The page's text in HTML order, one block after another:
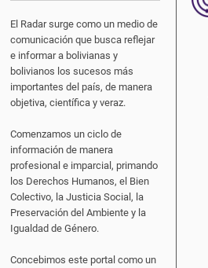
El Radar surge como un medio de
comunicación que busca reflejar
e informar a bolivianas y
bolivianos los sucesos más
importantes del país, de manera
objetiva, científica y veraz.
Comenzamos un ciclo de
información de manera
profesional e imparcial, primando
los Derechos Humanos, el Bien
Colectivo, la Justicia Social, la
Preservación del Ambiente y la
Igualdad de Género.
Concebimos este portal como un